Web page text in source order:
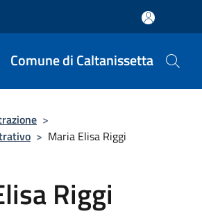
Comune di Caltanissetta
>
> Maria Elisa Riggi
Riggi